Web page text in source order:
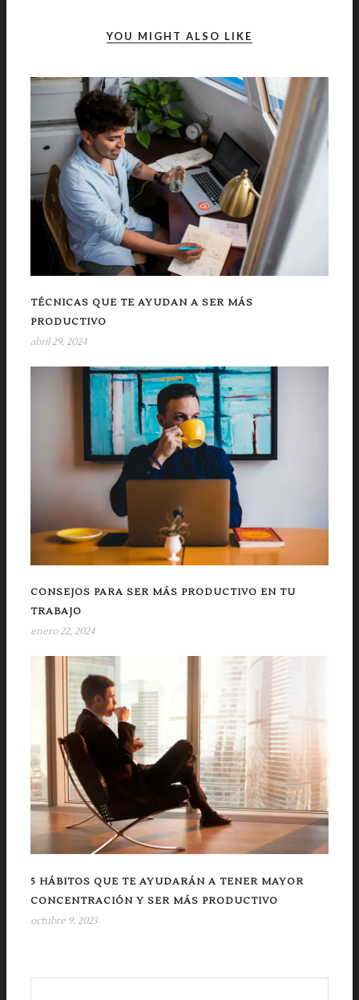
YOU MIGHT ALSO LIKE
TÉCNICAS QUE TE AYUDAN A SER MÁS
PRODUCTIVO
abril 29, 2024
CONSEJOS PARA SER MÁS PRODUCTIVO EN TU
TRABAJO
enero 22, 2024
5 HÁBITOS QUE TE AYUDARÁN A TENER MAYOR
CONCENTRACIÓN Y SER MÁS PRODUCTIVO
octubre 9, 2023